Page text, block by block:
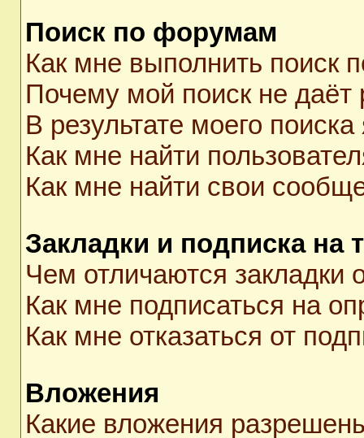
Поиск по форумам
Как мне выполнить
Почему мой поиск не даёт
В результате моего
Как мне найти
Как мне найти свои
Закладки и подписка на
Чем отличаются закладки
Как мне подписаться на
Как мне отказаться от
Вложения
Какие вложения